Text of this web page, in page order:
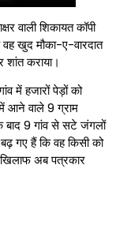
वाली शिकायत कॉपी
वह खुद मौका-ए-वारदात
कराया।
में हजारों पेड़ों को
में आने वाले 9 ग्राम
बाद 9 गांव से सटे जंगलों
गए हैं कि वह किसी को
अब पत्रकार